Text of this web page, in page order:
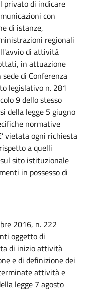
privato di indicare
con
di istanze,
regionali
di attività
in attuazione
di Conferenza
legislativo n. 281
9 dello stesso
della legge 5 giugno
normative
vietata ogni richiesta
a quelli
sito istituzionale
in possesso di
2016, n. 222
oggetto di
di inizio attività
e di definizione dei
attività e
legge 7 agosto